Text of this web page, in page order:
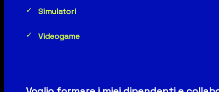
Simulatori
Videogame